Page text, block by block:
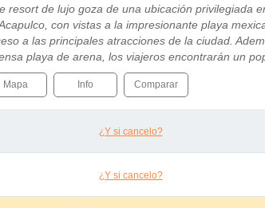
resort de lujo goza de una ubicación privilegiada
con vistas a la impresionante playa
a las principales atracciones de la ciudad.
playa de arena, los viajeros encontrarán un
Mapa Info Comparar
¿Y si cancelo?
¿Y si cancelo?